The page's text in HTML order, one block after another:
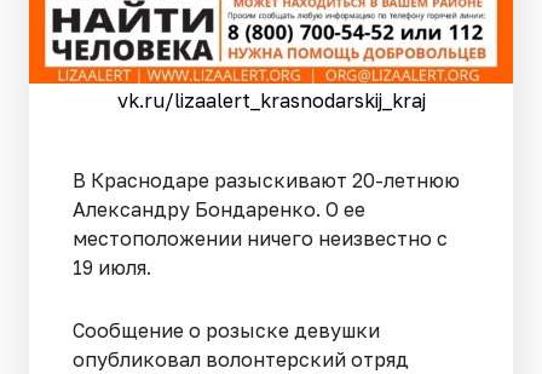
vk.ru/lizaalert_krasnodarskij_kraj
В Краснодаре разыскивают 20-летнюю
Александру Бондаренко. О ее
местоположении ничего неизвестно с
19 июля.
Сообщение о розыске девушки
опубликовал волонтерский отряд